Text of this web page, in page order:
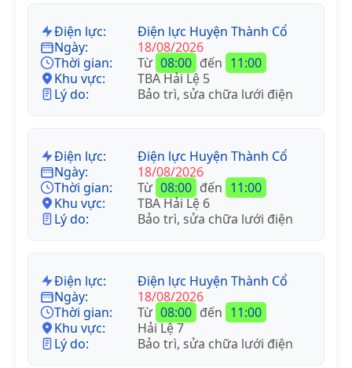
Điện lực:
Điện lực Huyện Thành Cổ
Ngày:
18/08/2026
Thời gian:
Từ 08:00 đến 11:00
Khu vực:
TBA Hải Lệ 5
Lý do:
Bảo trì, sửa chữa lưới điện
Điện lực:
Điện lực Huyện Thành Cổ
Ngày:
18/08/2026
Thời gian:
Từ 08:00 đến 11:00
Khu vực:
TBA Hải Lệ 6
Lý do:
Bảo trì, sửa chữa lưới điện
Điện lực:
Điện lực Huyện Thành Cổ
Ngày:
18/08/2026
Thời gian:
Từ 08:00 đến 11:00
Khu vực:
Hải Lệ 7
Lý do:
Bảo trì, sửa chữa lưới điện